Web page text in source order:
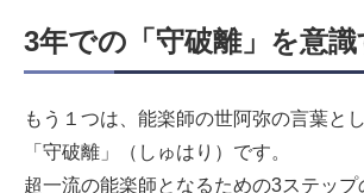
3年での「守破離」を意識
もう１つは、能楽師の世阿弥の言葉と
「守破離」（しゅはり）です。
超一流の能楽師となるための3ステップ